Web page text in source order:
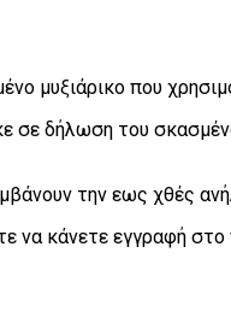
μυξιάρικο που
δήλωση του
την εως χθές
να κάνετε εγγραφή